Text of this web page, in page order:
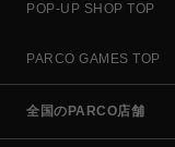
POP-UP SHOP TOP
PARCO GAMES TOP
全国のPARCO店舗